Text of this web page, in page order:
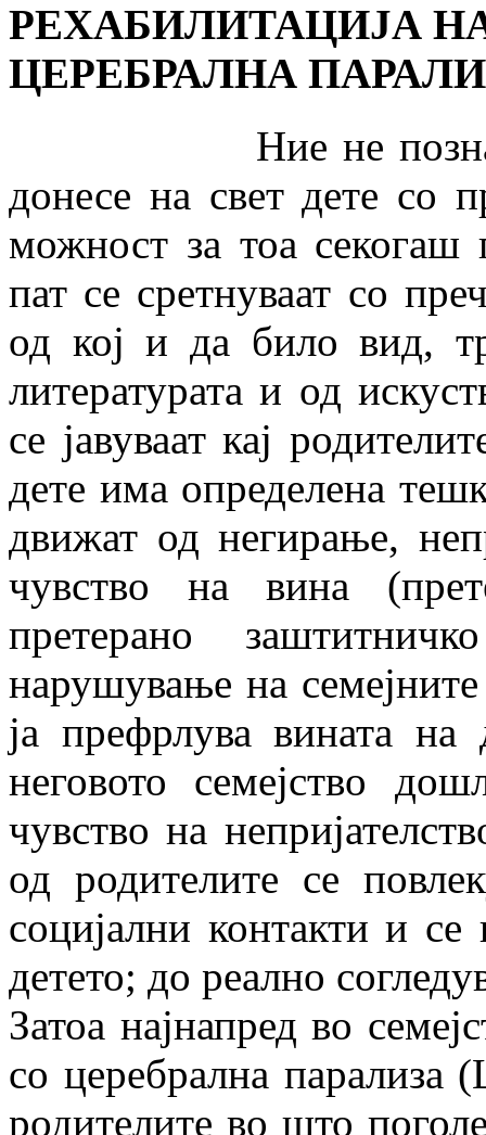
РЕХАБИЛИТАЦИЈА
ЦЕРЕБРАЛНА
Ние не познаваме
донесе на свет дете со
можност за тоа секогаш
пат се сретнуваат со
од кој и да било вид,
литературата и од
се јавуваат кај
дете има определена
движат од негирање,
чувство на вина
претерано
нарушување на
ја префрлува вината на
неговото семејство
чувство на
од родителите се
социјални контакти и се
детето; до реално
Затоа најнапред во
со церебрална
родителите во што